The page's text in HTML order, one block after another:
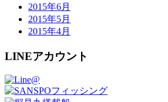
2015年6月
2015年5月
2015年4月
LINEアカウント